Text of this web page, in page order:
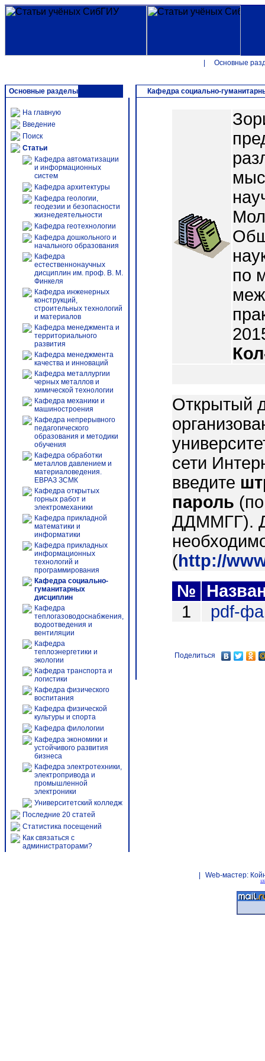
Основные
Основные разделы
На главную
Введение
Поиск
Статьи
Кафедра автоматизации
и информационных
систем
Кафедра архитектуры
Кафедра геологии,
геодезии и безопасности
жизнедеятельности
Кафедра геотехнологии
Кафедра дошкольного и
начального образования
Кафедра
естественнонаучных
дисциплин им. проф. В. М.
Финкеля
Кафедра инженерных
конструкций,
строительных технологий
и материалов
Кафедра менеджмента и
территориального
развития
Кафедра менеджмента
качества и инноваций
Кафедра металлургии
черных металлов и
химической технологии
Кафедра механики и
машиностроения
Кафедра непрерывного
педагогического
образования и методики
обучения
Кафедра обработки
металлов давлением и
материаловедения.
ЕВРАЗ ЗСМК
Кафедра открытых
горных работ и
электромеханики
Кафедра прикладной
математики и
информатики
Кафедра прикладных
информационных
технологий и
программирования
Кафедра социально-
гуманитарных
дисциплин
Кафедра
теплогазоводоснабжения,
водоотведения и
вентиляции
Кафедра
теплоэнергетики и
экологии
Кафедра транспорта и
логистики
Кафедра физического
воспитания
Кафедра физической
культуры и спорта
Кафедра филологии
Кафедра экономики и
устойчивого развития
бизнеса
Кафедра электротехники,
электропривода и
промышленной
электроники
Университетский колледж
Последние 20 статей
Статистика посещений
Как связаться с
администраторами?
Кафедра социально-
по
Открытый
сети
введите
пароль
ДДММГГ).
(http://
№
1
pdf-
Поделиться
Web-мастер: